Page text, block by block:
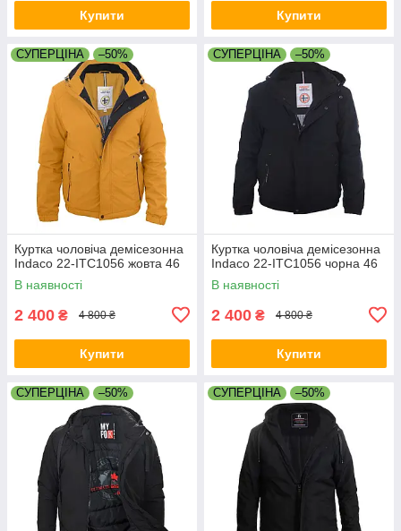
Купити Купити
СУПЕРЦІНА –50%
Куртка чоловіча демісезонна
Indaco 22-ITC1056 жовта 46
В наявності
2 400 ₴ 4 800 ₴
Купити
СУПЕРЦІНА –50%
Куртка чоловіча демісезонна
Indaco 22-ITC1056 чорна 46
В наявності
2 400 ₴ 4 800 ₴
Купити
СУПЕРЦІНА –50% СУПЕРЦІНА –50%